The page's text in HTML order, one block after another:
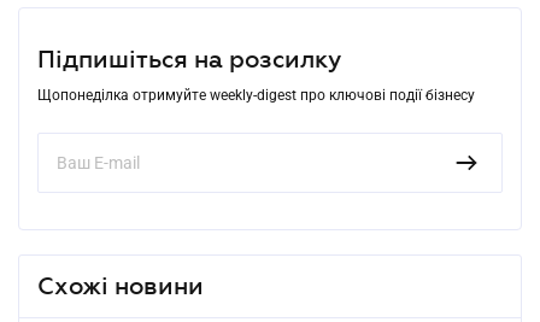
Підпишіться на розсилку
Щопонеділка отримуйте weekly-digest про ключові події бізнесу
Схожі новини